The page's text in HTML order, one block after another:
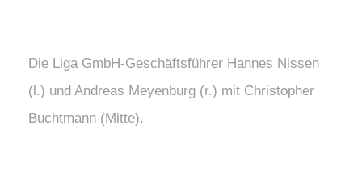
Die Liga GmbH-Geschäftsführer Hannes Nissen
(l.) und Andreas Meyenburg (r.) mit Christopher
Buchtmann (Mitte).